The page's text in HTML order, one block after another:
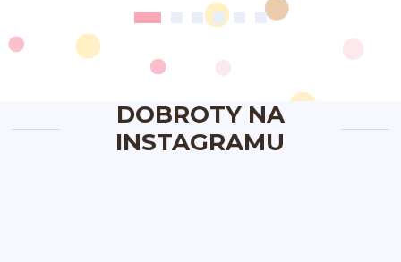
DOBROTY NA
INSTAGRAMU